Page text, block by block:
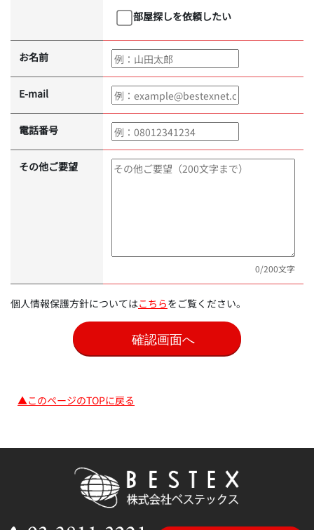
部屋探しを依頼したい
お名前
E-mail
電話番号
その他ご要望
0/200文字
個人情報保護方針についてはこちらをご覧ください。
▲このページのTOPに戻る